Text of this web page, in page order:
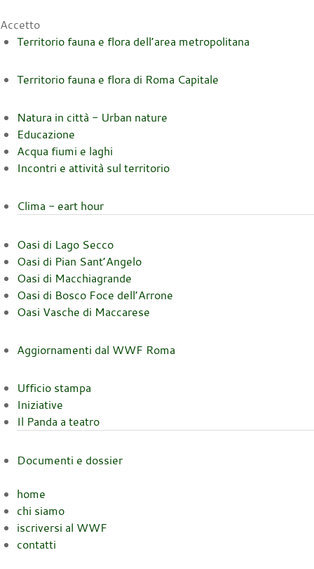
Accetto
Territorio fauna e flora dell’area metropolitana
Territorio fauna e flora di Roma Capitale
Natura in città - Urban nature
Educazione
Acqua fiumi e laghi
Incontri e attività sul territorio
Clima - eart hour
Oasi di Lago Secco
Oasi di Pian Sant’Angelo
Oasi di Macchiagrande
Oasi di Bosco Foce dell’Arrone
Oasi Vasche di Maccarese
Aggiornamenti dal WWF Roma
Ufficio stampa
Iniziative
Il Panda a teatro
Documenti e dossier
home
chi siamo
iscriversi al WWF
contatti